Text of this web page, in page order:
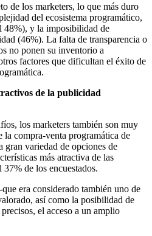
de los marketers, lo que más duro
del ecosistema programático,
48%), y la imposibilidad de
(46%). La falta de transparencia o
no ponen su inventorio a
factores que dificultan el éxito de
de la publicidad
los marketers también son muy
la compra-venta programática de
gran variedad de opciones de
más atractiva de las
de los encuestados.
era considerado también uno de
así como la posibilidad de
el acceso a un amplio